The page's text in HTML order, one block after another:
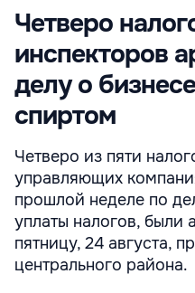
Четверо
инспекторов
делу о
спиртом
Четверо из пяти
управляющих
прошлой неделе по
уплаты налогов, были
пятницу, 24 августа,
центрального района.